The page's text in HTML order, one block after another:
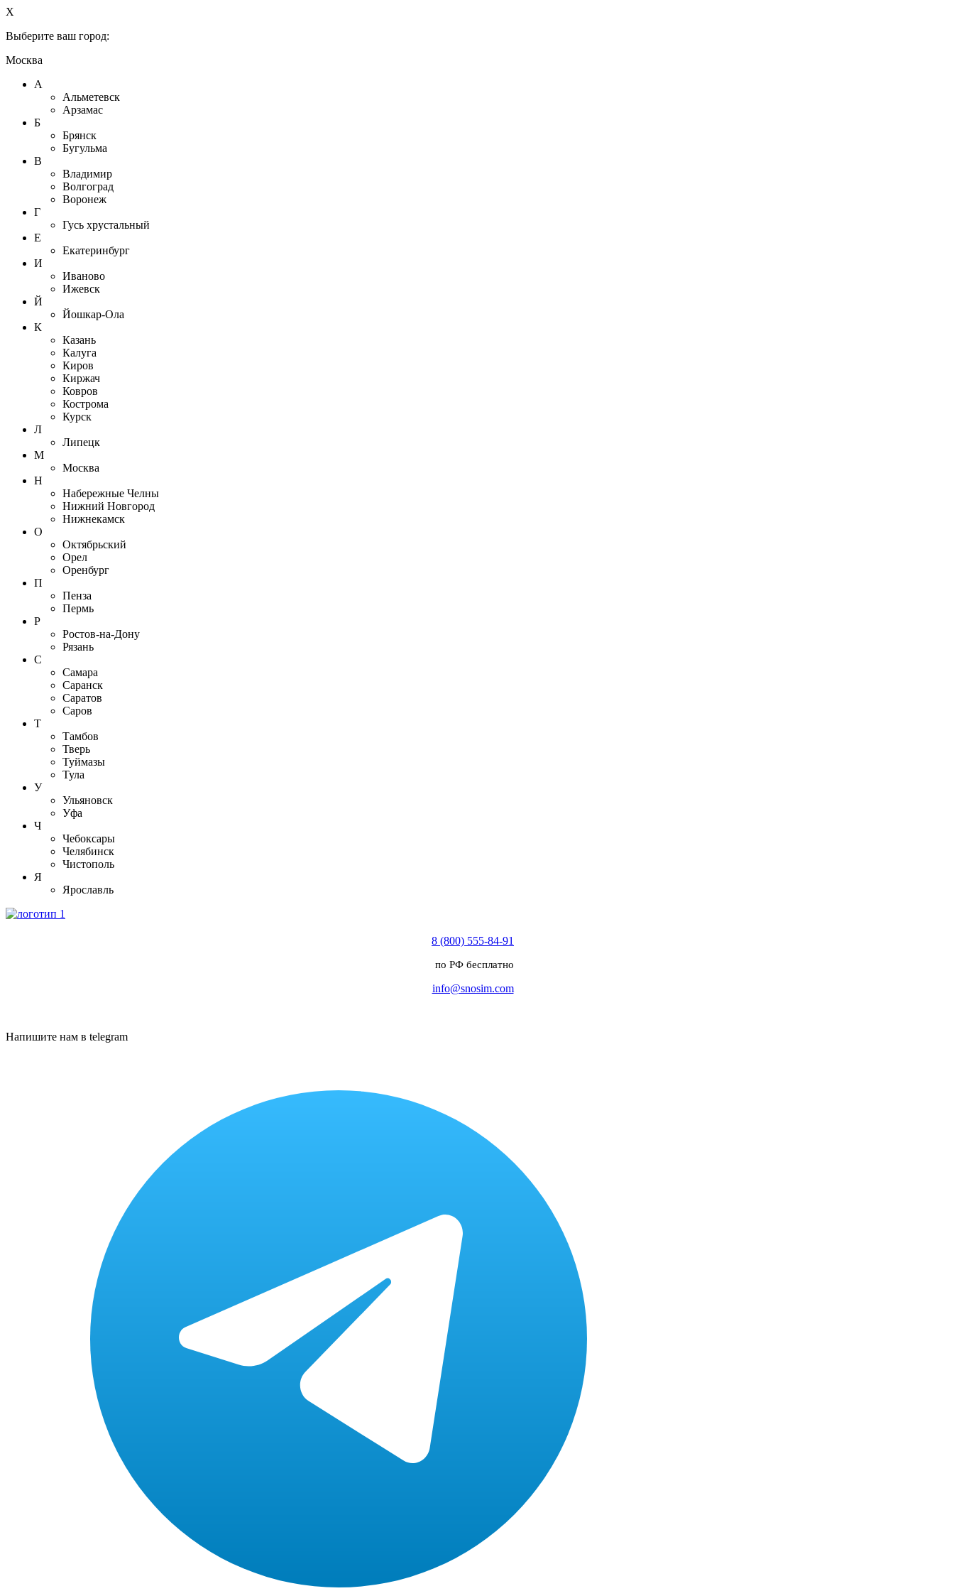
X
Выберите ваш город:
Москва
А
Альметевск
Арзамас
Б
Брянск
Бугульма
В
Владимир
Волгоград
Воронеж
Г
Гусь хрустальный
Е
Екатеринбург
И
Иваново
Ижевск
Й
Йошкар-Ола
К
Казань
Калуга
Киров
Киржач
Ковров
Кострома
Курск
Л
Липецк
М
Москва
Н
Набережные Челны
Нижний Новгород
Нижнекамск
О
Октябрьский
Орел
Оренбург
П
Пенза
Пермь
Р
Ростов-на-Дону
Рязань
С
Самара
Саранск
Саратов
Саров
Т
Тамбов
Тверь
Туймазы
Тула
У
Ульяновск
Уфа
Ч
Чебоксары
Челябинск
Чистополь
Я
Ярославль
8 (800) 555-84-91
по РФ бесплатно
info@snosim.com
Напишите нам в telegram